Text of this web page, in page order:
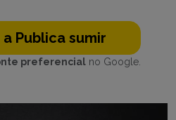
Publica sumir
preferencialno Google.